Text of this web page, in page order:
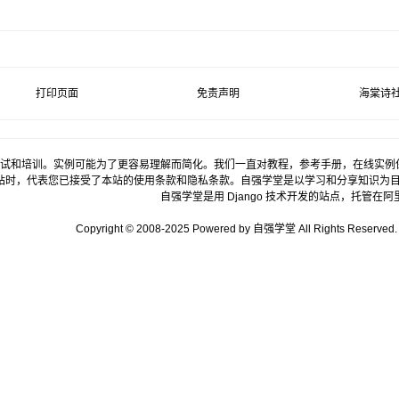
打印页面 免责声明 海棠诗
和培训。实例可能为了更容易理解而简化。我们一直对教程，参考手册，在线实
，代表您已接受了本站的使用条款和隐私条款。自强学堂是以学习和分享知识
自强学堂是用 Django 技术开发的站点，托管在阿
Copyright © 2008-2025 Powered by 自强学堂 All Rights